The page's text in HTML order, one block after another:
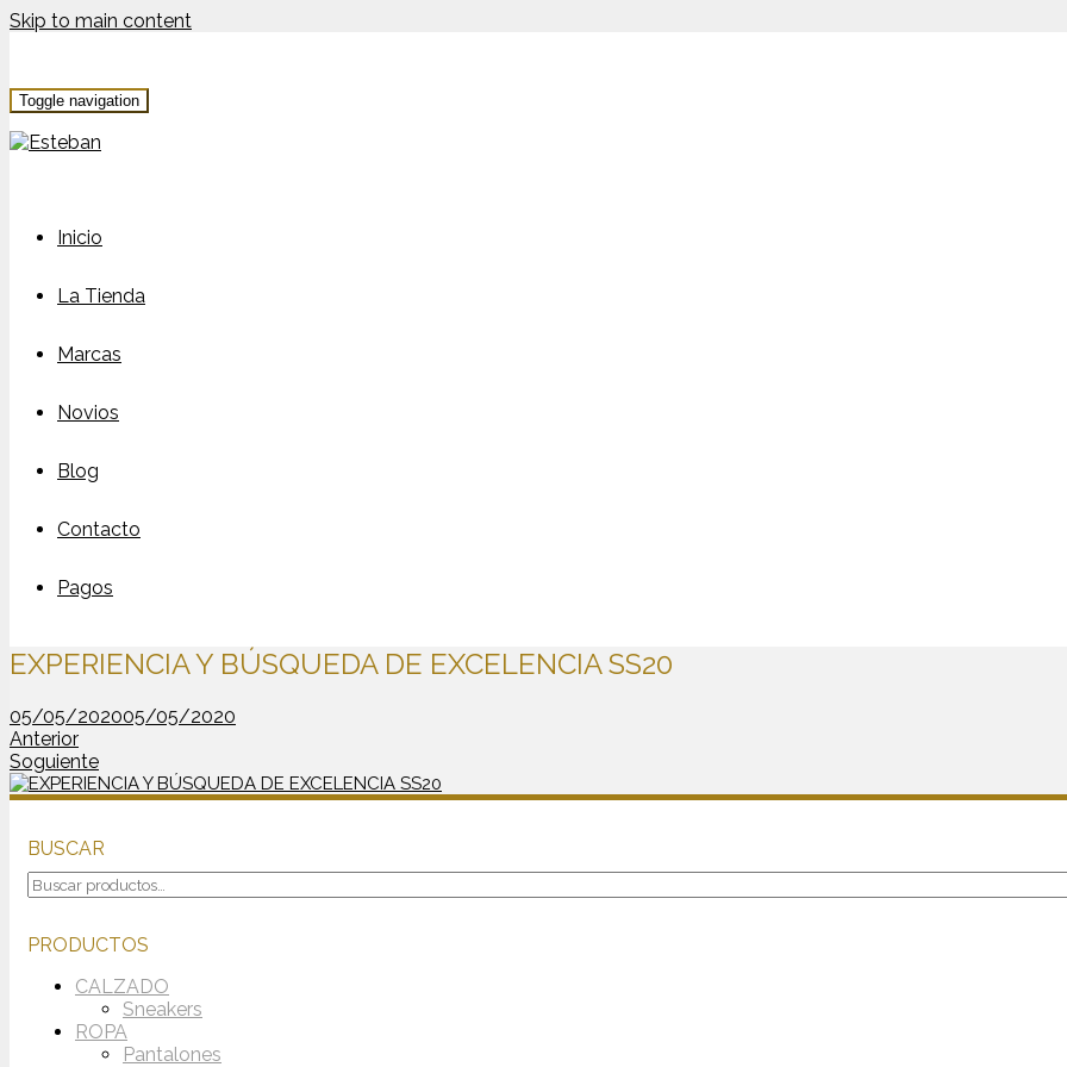
Skip to main content
Toggle navigation
Inicio
La Tienda
Marcas
Novios
Blog
Contacto
Pagos
EXPERIENCIA Y BÚSQUEDA DE EXCELENCIA SS20
05/05/202005/05/2020
Anterior
Soguiente
BUSCAR
Buscar
por:
PRODUCTOS
CALZADO
Sneakers
ROPA
Pantalones